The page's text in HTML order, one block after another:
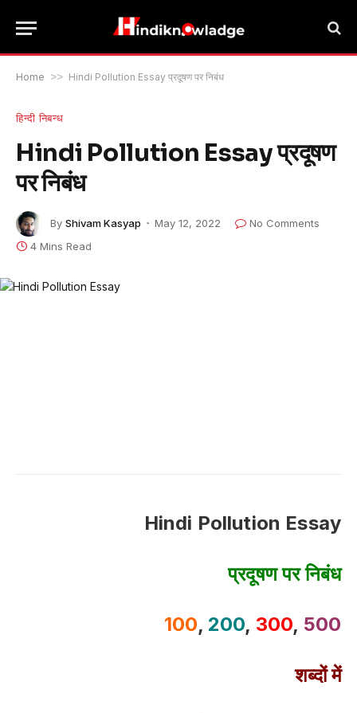
Home >> Hindi Pollution Essay प्रदूषण पर निबंध
हिन्दी निबन्ध
Hindi Pollution Essay प्रदूषण
पर निबंध
By Shivam Kasyap May 12, 2022
No Comments
4 Mins Read
Hindi Pollution Essay
प्रदूषण पर निबंध
100, 200, 300, 500
शब्दों में